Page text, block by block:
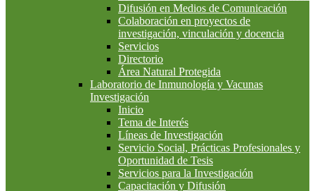
Difusión en Medios de Comunicación
Colaboración en proyectos de
investigación, vinculación y docencia
Servicios
Directorio
Área Natural Protegida
Laboratorio de Inmunología y Vacunas
Investigación
Inicio
Tema de Interés
Líneas de Investigación
Servicio Social, Prácticas Profesionales y
Oportunidad de Tesis
Servicios para la Investigación
Capacitación y Difusión